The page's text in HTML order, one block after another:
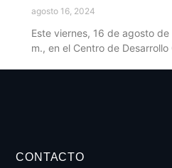
agosto 16, 2024
Este viernes, 16 de agosto
m., en el Centro de
CONTACTO